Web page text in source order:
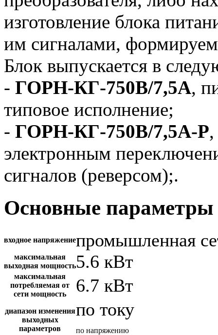
изготовление блока
им сигналами,
Блок выпускается в
- ГОРН-КГ-750В/7,5А,
типовое исполнение;
- ГОРН-КГ-750В/7,5А-Р
электронным
сигналов (реверсом);.
Основные параметры
входное напряжениепромышленная
максимальная
выходная мощность5.6 кВт
максимальная
потребляемая от
сети мощность
6.7 кВт
диапазон изменения
выходных
параметров
по току
по напряжению